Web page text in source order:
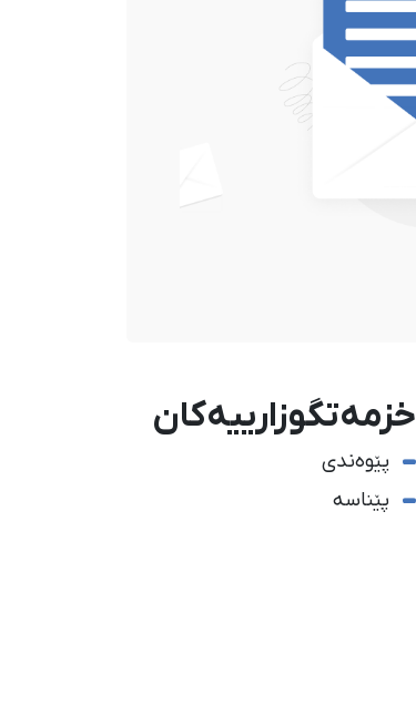
خزمەتگوزارییەکان
پێوەندی
پێناسە